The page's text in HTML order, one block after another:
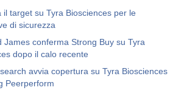
il target su Tyra Biosciences per le
di sicurezza
James conferma Strong Buy su Tyra
dopo il calo recente
avvia copertura su Tyra Biosciences
Peerperform